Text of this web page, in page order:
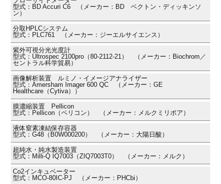
型式：BD Accuri C6 （メーカー：BD ベクトン・ディッキンソ
ン）
分取HPLCシステム
型式：PLC761 （メーカー：ジーエルサイエンス）
紫外可視分光光度計
型式：Ultrospec 2100pro（80-2112-21） （メーカー：Biochrom／
セントラル科学貿易）
画像解析装置 ルミノ・イメージアナライザー
型式：Amersham Imager 600 QC （メーカー：GE
Healthcare（Cytiva））
膜濃縮装置 Pellicon
型式：Pellicon（ペリコン） （メーカー：メルクミリポア）
液体窒素凍結保存容器
型式：G48（B0W000200） （メーカー：大陽日酸）
超純水・純水製造装置
型式：Milli-Q IQ7003（ZIQ7003T0） （メーカー：メルク）
Co2インキュベーター
型式：MCO-80IC-PJ （メーカー：PHCbi）